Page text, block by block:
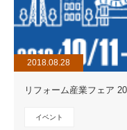
2018.08.28
リフォーム産業フェア
イベント